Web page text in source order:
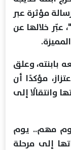
مؤثرة عبر
خلالها عن
بابنته، وعلق
مؤكدًا أن
وانتقالًا إلى
مهم.. يوم
إلى مرحلة